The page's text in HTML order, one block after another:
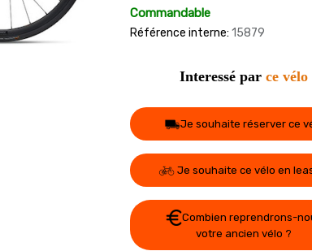
Commandable
Référence interne: 15879
Interessé par ce vélo
Je souhaite réserver ce
Je souhaite ce vélo en
Combien reprendrons-
votre ancien vélo ?